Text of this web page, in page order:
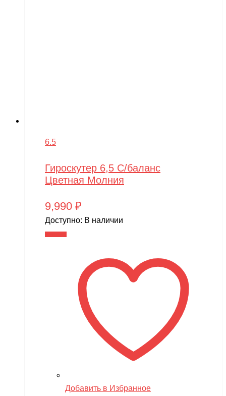
6.5
Гироскутер 6,5 С/баланс
Цветная Молния
9,990 ₽
Доступно: В наличии
Добавить в Избранное